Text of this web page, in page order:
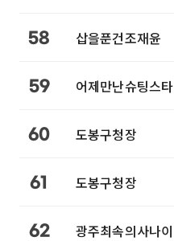
58 삽을푼건조재윤
59 어제만난슈팅스타
60 도봉구청장
61 도봉구청장
62 광주최속의사나이